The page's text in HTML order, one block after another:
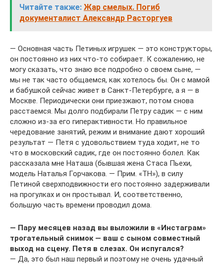
Читайте также: Жар смелых. Погиб
документалист Александр Расторгуев
— Основная часть Петиных игрушек — это конструкторы,
он постоянно из них что-то собирает. К сожалению, не
могу сказать, что знаю все подробно о своем сыне, —
мы не так часто общаемся, как хотелось бы. Он с мамой
и бабушкой сейчас живет в Санкт-Петербурге, а я — в
Москве. Периодически они приезжают, потом снова
расстаемся. Мы долго подбирали Петру садик — с ним
сложно из-за его гиперактивности. Но правильное
чередование занятий, режим и внимание дают хороший
результат — Петя с удовольствием туда ходит, не то
что в московский садик, где он постоянно болел. Как
рассказала мне Наташа (бывшая жена Стаса Пьехи,
модель Наталья Горчакова. — Прим. «ТН»), в силу
Петиной сверхподвижности его постоянно задерживали
на прогулках и он простывал. И, соответственно,
большую часть времени проводил дома.
— Пару месяцев назад вы выложили в «Инстаграм»
трогательный снимок — ваш с сыном совместный
выход на сцену. Петя в слезах. Он испугался?
— Да, это был наш первый и поэтому не очень удачный